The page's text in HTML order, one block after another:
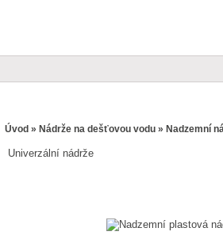
Úvod » Nádrže na dešťovou vodu » Nadzemní
Univerzální nádrže